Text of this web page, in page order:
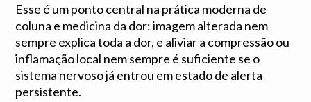
Esse é um ponto central na prática moderna de
coluna e medicina da dor: imagem alterada nem
sempre explica toda a dor, e aliviar a compressão ou
inflamação local nem sempre é suficiente se o
sistema nervoso já entrou em estado de alerta
persistente.